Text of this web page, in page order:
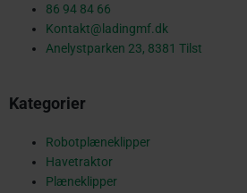
b
86 94 84 66
Kontakt@ladingmf.dk
Anelystparken 23, 8381 Tilst
Kategorier
Robotplæneklipper
Havetraktor
Plæneklipper